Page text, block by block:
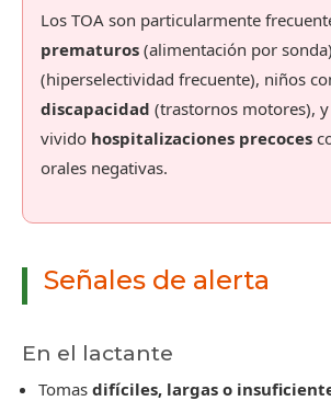
Los TOA son particularmente
prematuros (alimentación por
(hiperselectividad frecuente), niños
discapacidad (trastornos motores),
vivido hospitalizaciones precoces
orales negativas.
Señales de alerta
En el lactante
Tomas difíciles, largas o